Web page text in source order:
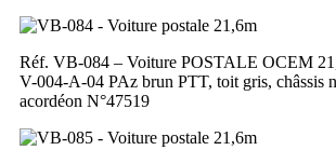
Réf. VB-084 – Voiture POSTALE OCEM
V-004-A-04 PAz brun PTT, toit gris, châssis
acordéon N°47519